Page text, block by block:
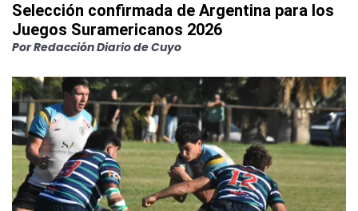
Selección confirmada de Argentina para los
Juegos Suramericanos 2026
PorRedacción Diario de Cuyo